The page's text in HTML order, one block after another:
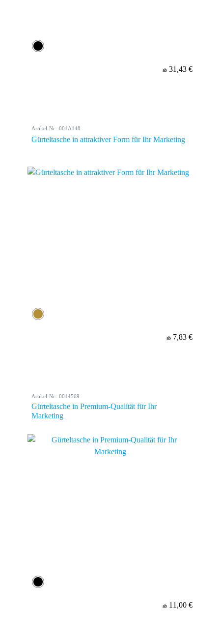
ab 31,43 €
Artikel-Nr.: 001A148
Gürteltasche in attraktiver Form für Ihr Marketing
ab 7,83 €
Artikel-Nr.: 0014569
Gürteltasche in Premium-Qualität für Ihr
Marketing
ab 11,00 €